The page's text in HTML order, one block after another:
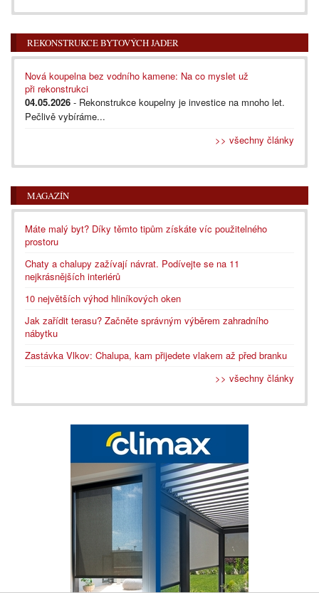
REKONSTRUKCE BYTOVÝCH JADER
Nová koupelna bez vodního kamene: Na co myslet už
při rekonstrukci
04.05.2026 - Rekonstrukce koupelny je investice na mnoho let.
Pečlivě vybíráme...
>> všechny články
MAGAZÍN
Máte malý byt? Díky těmto tipům získáte víc použitelného
prostoru
Chaty a chalupy zažívají návrat. Podívejte se na 11
nejkrásnějších interiérů
10 největších výhod hliníkových oken
Jak zařídit terasu? Začněte správným výběrem zahradního
nábytku
Zastávka Vlkov: Chalupa, kam přijedete vlakem až před branku
>> všechny články